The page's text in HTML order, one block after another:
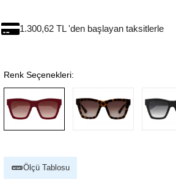
1.300,62 TL 'den başlayan taksitlerle
Renk Seçenekleri:
Ölçü Tablosu